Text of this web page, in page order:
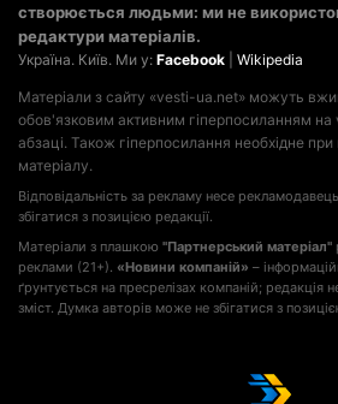
створюється людьми: ми не
редактури матеріалів.
Україна. Київ. Ми у: Facebook Wikipedia
Матеріали з сайту «vesti-ua.net» можуть
обов'язковим активним гіперпосиланням
абзаці. Також гіперпосилання необхідне
матеріалу.
Відповідальність за рекламу несе
збігатися з позицією редакції.
Матеріали з плашкою "Партнерський матеріал"
реклами (21+). «Новини компаній» –
ґрунтується на пресрелізах компаній; редакція
зміст. Думка авторів може не збігатися з